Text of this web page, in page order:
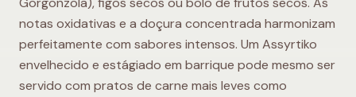
notas oxidativas e a doçura concentrada harmonizam
perfeitamente com sabores intensos. Um Assyrtiko
envelhecido e estágiado em barrique pode mesmo ser
servido com pratos de carne mais leves como